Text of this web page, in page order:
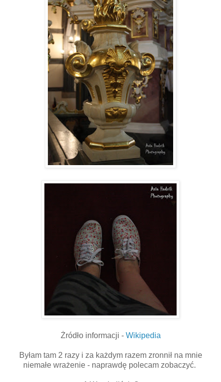
Żródło informacji - Wikipedia
Byłam tam 2 razy i za każdym razem zronnił na mnie
niemałe wrażenie - naprawdę polecam zobaczyć.